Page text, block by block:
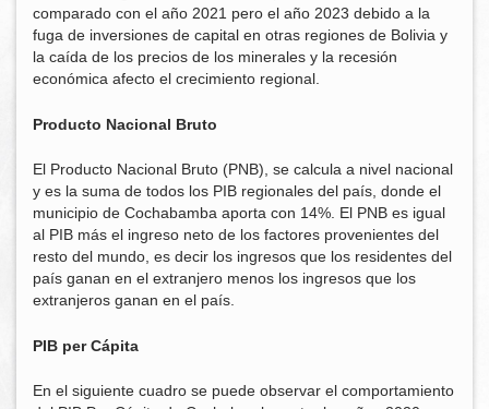
comparado con el año 2021 pero el año 2023 debido a la
fuga de inversiones de capital en otras regiones de Bolivia y
la caída de los precios de los minerales y la recesión
económica afecto el crecimiento regional.
Producto Nacional Bruto
El Producto Nacional Bruto (PNB), se calcula a nivel nacional
y es la suma de todos los PIB regionales del país, donde el
municipio de Cochabamba aporta con 14%. El PNB es igual
al PIB más el ingreso neto de los factores provenientes del
resto del mundo, es decir los ingresos que los residentes del
país ganan en el extranjero menos los ingresos que los
extranjeros ganan en el país.
PIB per Cápita
En el siguiente cuadro se puede observar el comportamiento